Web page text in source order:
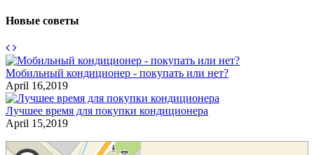
Новые советы
Мобильный кондиционер - покупать или нет?
April 16,2019
Лучшее время для покупки кондиционера
April 15,2019